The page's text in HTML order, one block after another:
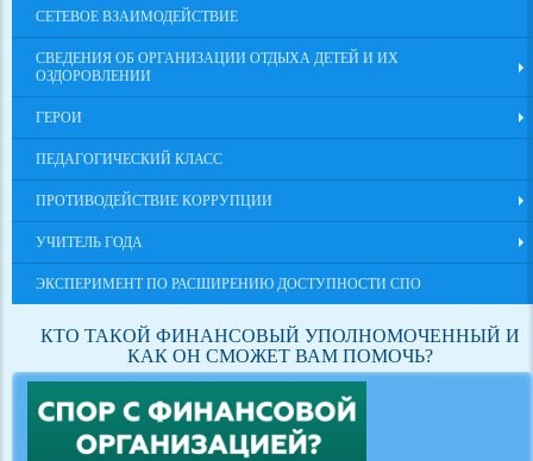
СЕТЕВОЕ ВЗАИМОДЕЙСТВИЕ
СВЕДЕНИЯ ОБ ОРГАНИЗАЦИИ ОТДЫХА ДЕТЕЙ И ИХ
ОЗДОРОВЛЕНИИ
ГЕРОИ
ПЕДАГОГИЧЕСКИЙ КЛАСС
ПРОТИВОДЕЙСТВИЕ КОРРУПЦИИ
УЧИТЕЛЬ ГОДА
ЭКСПЕРИМЕНТ ПО РАСШИРЕНИЮ ДОСТУПНОСТИ СПО
КТО ТАКОЙ ФИНАНСОВЫЙ УПОЛНОМОЧЕННЫЙ И
КАК ОН СМОЖЕТ ВАМ ПОМОЧЬ?